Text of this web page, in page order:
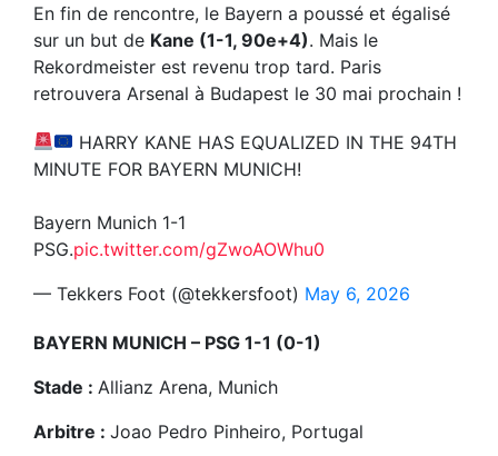
En fin de rencontre, le Bayern a poussé et égalisé
sur un but de Kane (1-1, 90e+4). Mais le
Rekordmeister est revenu trop tard. Paris
retrouvera Arsenal à Budapest le 30 mai prochain !
HARRY KANE HAS EQUALIZED IN THE 94TH
MINUTE FOR BAYERN MUNICH!
Bayern Munich 1-1
PSG.pic.twitter.com/gZwoAOWhu0
— Tekkers Foot (@tekkersfoot) May 6, 2026
BAYERN MUNICH – PSG 1-1 (0-1)
Stade : Allianz Arena, Munich
Arbitre : Joao Pedro Pinheiro, Portugal